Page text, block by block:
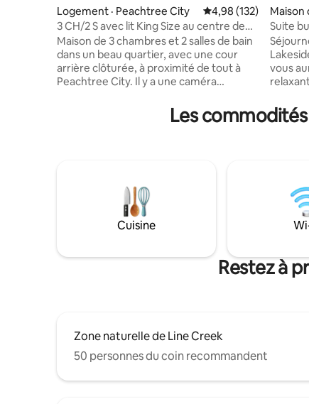
Logement · Peachtree City Note moyenne de
4,98 (132)
3 CH/2 S avec lit King Size au centre de
Peachtree City
Maison de 3 chambres et 2 salles de bain
dans un beau quartier, avec une cour
arrière clôturée, à proximité de tout à
Peachtree City. Il y a une caméra
Verrouillage à l'arrivée et au départ
autonomes. Fibre internetIl y a une
linge/sèche-linge au deuxième étage. À
l’étage, deux chambres pour les invités
avec un grand lit (queen size). Au rez-de-
chaussée, la chambre principale avec un
propre salle de bain. La cuisine offre tout
ce dont vous avez besoin pour préparer
Maison
Suite
faune !
vous
foyer,
pêche,
2
sur place. Une escapade
les
Target,
Les
Cuisine
Restez à
Zone naturelle de Line Creek
50 personnes du coin recommandent